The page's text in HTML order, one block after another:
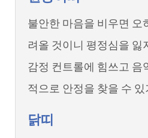
불안한 마음을 비우면 오
려올 것이니 평정심을 잃
감정 컨트롤에 힘쓰고 음
적으로 안정을 찾을 수
닭띠